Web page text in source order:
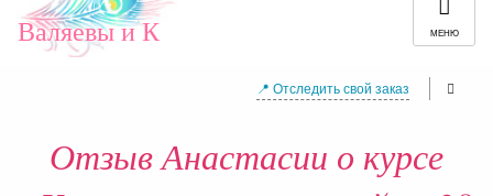
Валяевы и К МЕНЮ
📍 Отследить свой заказ
Отзыв Анастасии о курсе